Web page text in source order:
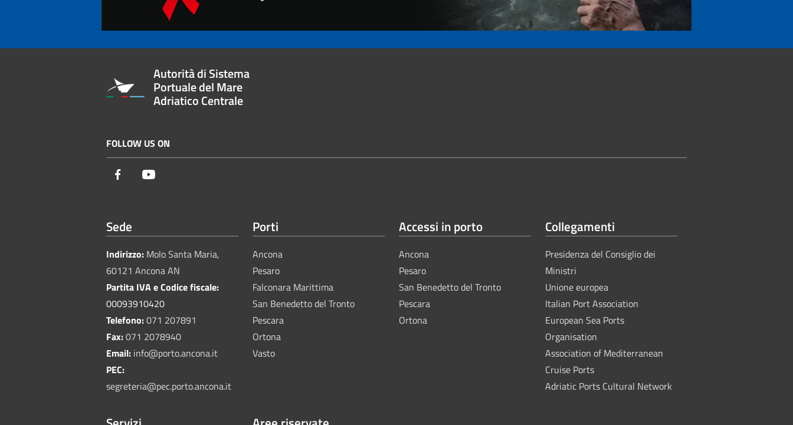
Autorità di Sistema
Portuale del Mare
Adriatico Centrale
FOLLOW US ON
Facebook
Sede
Indirizzo: Molo Santa Maria,
60121 Ancona AN
Partita IVA e Codice fiscale:
00093910420
Telefono:071 207891
Fax:071 2078940
Email: info@porto.ancona.it
PEC:
segreteria@pec.porto.ancona.it
Porti
Ancona
Pesaro
Falconara Marittima
San Benedetto del Tronto
Pescara
Ortona
Vasto
Accessi in porto
Ancona
Pesaro
San Benedetto del Tronto
Pescara
Ortona
Collegamenti
Presidenza del Consiglio dei
Ministri
Unione europea
Italian Port Association
European Sea Ports
Organisation
Association of Mediterranean
Cruise Ports
Adriatic Ports Cultural Network